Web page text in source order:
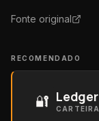
Fonte original
RECOMENDADO
🔐 Ledger